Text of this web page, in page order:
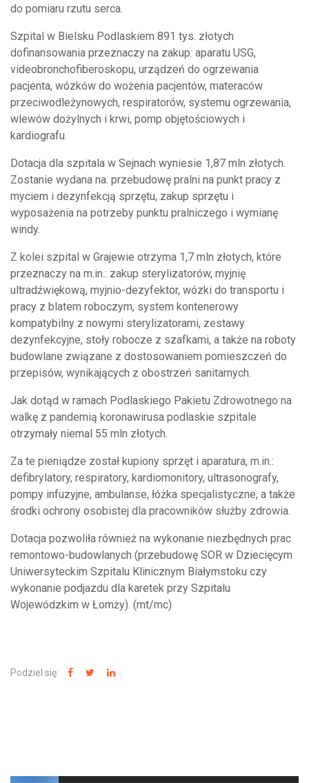
do pomiaru rzutu serca.
Szpital w Bielsku Podlaskiem 891 tys. złotych
dofinansowania przeznaczy na zakup: aparatu USG,
videobronchofiberoskopu, urządzeń do ogrzewania
pacjenta, wózków do wożenia pacjentów, materaców
przeciwodleżynowych, respiratorów, systemu ogrzewania,
wlewów dożylnych i krwi, pomp objętościowych i
kardiografu.
Dotacja dla szpitala w Sejnach wyniesie 1,87 mln złotych.
Zostanie wydana na: przebudowę pralni na punkt pracy z
myciem i dezynfekcją sprzętu, zakup sprzętu i
wyposażenia na potrzeby punktu pralniczego i wymianę
windy.
Z kolei szpital w Grajewie otrzyma 1,7 mln złotych, które
przeznaczy na m.in.: zakup sterylizatorów, myjnię
ultradźwiękową, myjnio-dezyfektor, wózki do transportu i
pracy z blatem roboczym, system kontenerowy
kompatybilny z nowymi sterylizatorami, zestawy
dezynfekcyjne, stoły robocze z szafkami, a także na roboty
budowlane związane z dostosowaniem pomieszczeń do
przepisów, wynikających z obostrzeń sanitarnych.
Jak dotąd w ramach Podlaskiego Pakietu Zdrowotnego na
walkę z pandemią koronawirusa podlaskie szpitale
otrzymały niemal 55 mln złotych.
Za te pieniądze został kupiony sprzęt i aparatura, m.in.:
defibrylatory, respiratory, kardiomonitory, ultrasonografy,
pompy infuzyjne, ambulanse, łóżka specjalistyczne, a także
środki ochrony osobistej dla pracowników służby zdrowia.
Dotacja pozwoliła również na wykonanie niezbędnych prac
remontowo-budowlanych (przebudowę SOR w Dziecięcym
Uniwersyteckim Szpitalu Klinicznym Białymstoku czy
wykonanie podjazdu dla karetek przy Szpitalu
Wojewódzkim w Łomży). (mt/mc)
Podziel się: